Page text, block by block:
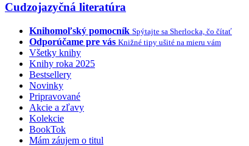
Cudzojazyčná literatúra
Knihomoľský pomocník Spýtajte sa Sherlocka, čo čítať
Odporúčame pre vás Knižné tipy ušité na mieru vám
Všetky knihy
Knihy roka 2025
Bestsellery
Novinky
Pripravované
Akcie a zľavy
Kolekcie
BookTok
Mám záujem o titul